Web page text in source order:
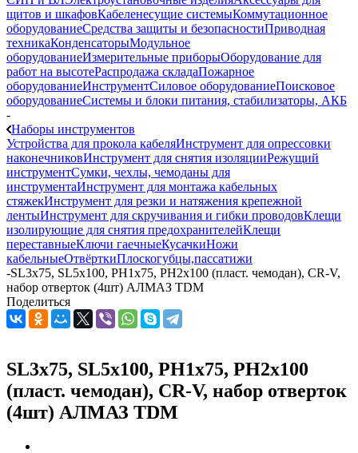
щитов и шкафовКабеленесущие системыКоммутационное
оборудованиеСредства защиты и безопасностиПриводная
техникаКонденсаторыМодульное
оборудованиеИзмерительные приборыОборудование для
работ на высотеРаспродажа складаПожарное
оборудованиеИнструментСиловое оборудованиеПоисковое
оборудованиеСистемы и блоки питания, стабилизаторы, АКБ
-
Наборы инструментов
Устройства для прокола кабеляИнструмент для опрессовки
наконечниковИнструмент для снятия изоляцииРежущий
инструментСумки, чехлы, чемоданы для
инструментаИнструмент для монтажа кабельных
стяжекИнструмент для резки и натяжения крепежной
лентыИнструмент для скручивания и гибки проводовКлещи
изолирующие для снятия предохранителейКлещи
переставныеКлючи гаечныеКусачкиНожи
кабельныеОтвёрткиПлоскогубцы,пассатижи
-SL3x75, SL5х100, PH1х75, PH2х100 (пласт. чемодан), CR-V,
набор отверток (4шт) АЛМАЗ TDM
Поделиться
SL3x75, SL5х100, PH1х75, PH2х100
(пласт. чемодан), CR-V, набор отверток
(4шт) АЛМАЗ TDM